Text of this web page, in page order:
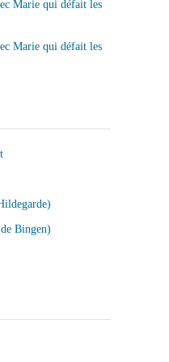
Marie qui défait les
Marie qui défait les
Bingen)